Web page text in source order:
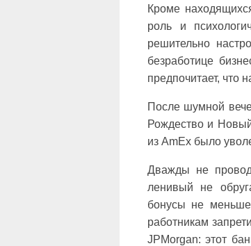
Кроме
роль и
решительно
безработице
предпочитает, что
После шумной
Рождество и
из AmEx было
Дважды не
ленивый не
бонусы не
работникам
JPMorgan: этот